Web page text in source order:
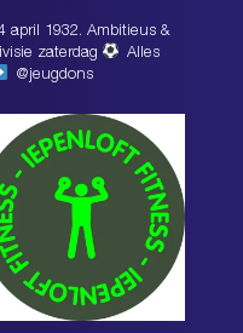
april 1932. Ambitieus &
zaterdag
Alles
@jeugdons